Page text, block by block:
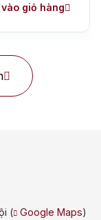
giỏ hàng
( Google Maps)